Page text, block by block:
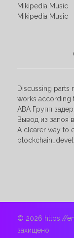
Mikipedia Music
Mikipedia Music
Discussing
works according
АВА Групп
Вывод из запоя
A clearer way to
© 2026 https://
захищено